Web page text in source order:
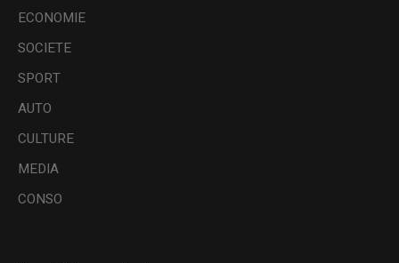
ECONOMIE
SOCIETE
SPORT
AUTO
CULTURE
MEDIA
CONSO